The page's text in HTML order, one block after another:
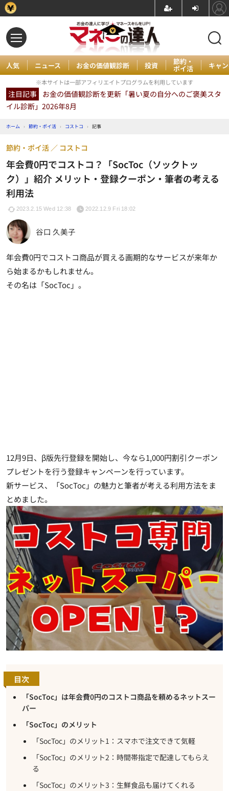
人気 ニュース お金の価値観診断 投資 節約・
ポイ活 キャ
※本サイトは一部アフィリエイトプログラムを利用しています
注目記事 お金の価値観診断を更新「暑い夏の自分へのご褒美スタ
イル診断」2026年8月
ホーム › 節約・ポイ活 › コストコ › 記事
年会費0円でコストコ？「SocToc（ソックトッ
ク）」紹介 メリット・登録クーポン・筆者の考える
利用法
節約・ポイ活 コストコ
2023.2.15 Wed 12:38 2022.12.9 Fri 18:02
谷口 久美子
年会費0円でコストコ商品が買える画期的なサービスが来年か
ら始まるかもしれません。
その名は「SocToc 」。
12月9日、β版先行登録を開始し、今なら1,000円割引クーポン
プレゼントを行う登録キャンペーンを行っています。
新サービス、「SocToc 」の魅力と筆者が考える利用方法をま
とめました。
目次
「SocToc」は年会費0円のコストコ商品を頼めるネットスー
パー
「SocToc」のメリット
「SocToc」のメリット1：スマホで注文できて気軽
「SocToc」のメリット2：時間帯指定で配達してもらえ
る
「SocToc」のメリット3：生鮮食品も届けてくれる